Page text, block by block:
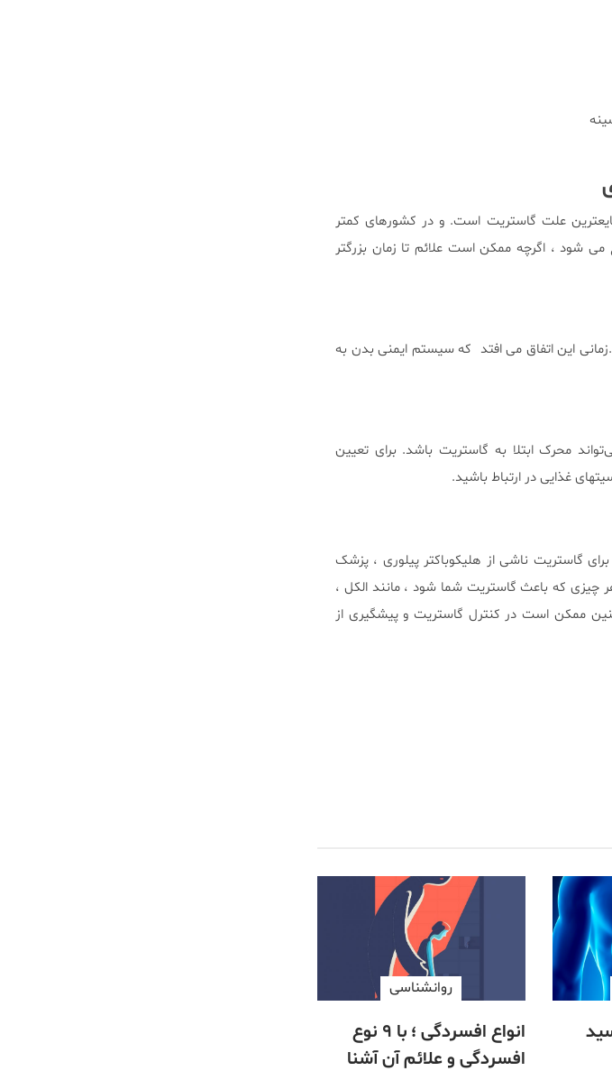
علت گاستریت است. و در کشورهای کمتر
شود ، اگرچه ممکن است علائم تا زمان بزرگتر
این اتفاق می افتد که سیستم ایمنی بدن به
محرک ابتلا به گاستریت باشد. برای تعیین
غذایی در ارتباط باشید.
گاستریت ناشی از هلیکوباکتر پیلوری ، پزشک
که باعث گاستریت شما شود ، مانند الکل ،
ممکن است در کنترل گاستریت و پیشگیری از
روانشناسی
انواع افسردگی ؛ با ۹ نوع
افسردگی و علائم آن آشنا